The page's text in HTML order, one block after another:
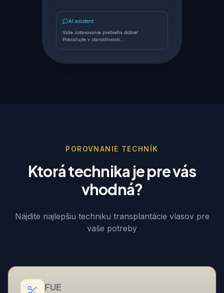
AI asistent
Vaše zotavovanie prebieha dobre!
Pokračujte v starostlivosti…
POROVNANIE TECHNÍK
Ktorá technika je pre vás
vhodná?
Nájdite najlepšiu techniku transplantácie vlasov pre
vaše potreby
FUE